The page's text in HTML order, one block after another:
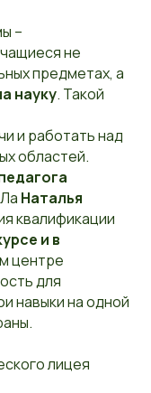
–
не
предметах, а
науку. Такой
и работать над
областей.
Наталья
квалификации
и в
центре
для
навыки на одной
лицея